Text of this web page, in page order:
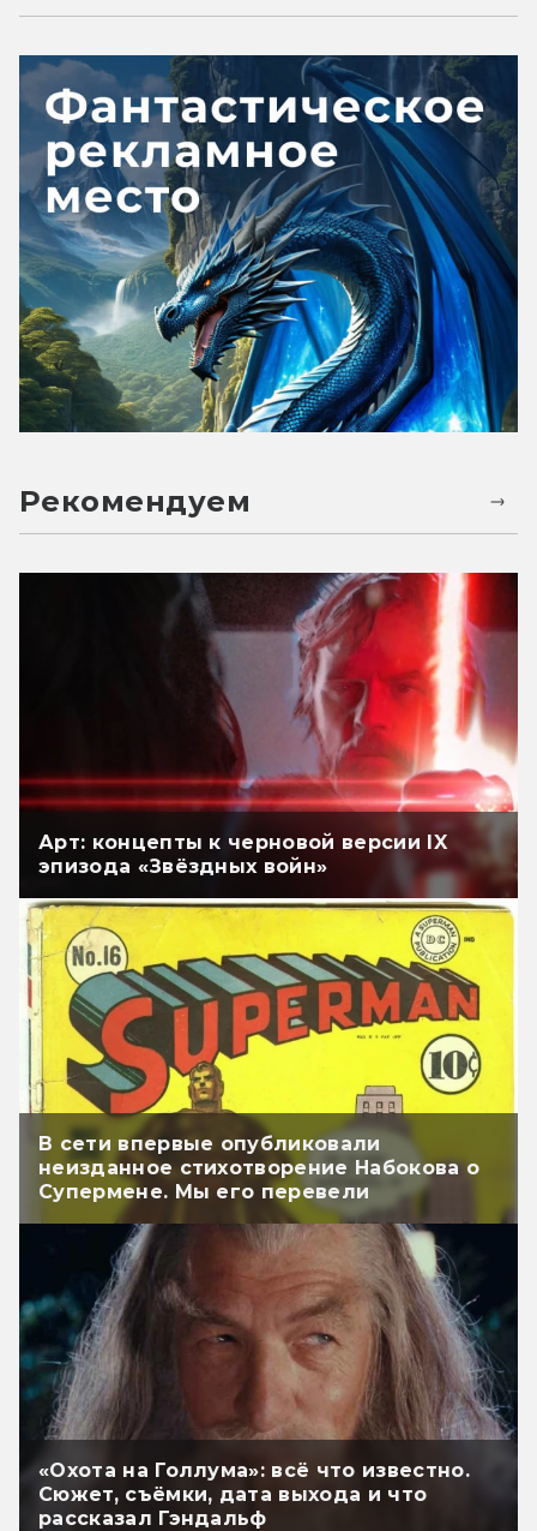
Рекомендуем
Арт: концепты к черновой версии IX
эпизода «Звёздных войн»
В сети впервые опубликовали
неизданное стихотворение Набокова о
Супермене. Мы его перевели
«Охота на Голлума»: всё что известно.
Сюжет, съёмки, дата выхода и что
рассказал Гэндальф